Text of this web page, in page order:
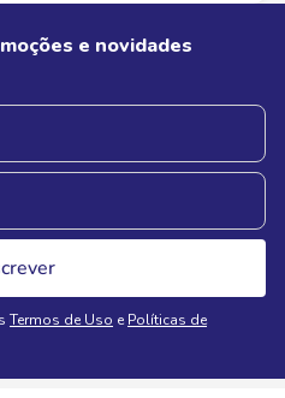
e novidades
Termos de Uso e Políticas de